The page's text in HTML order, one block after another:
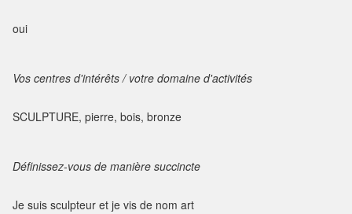
oui
Vos centres d'intérêts / votre domaine d'activités
SCULPTURE, pierre, bois, bronze
Définissez-vous de manière succincte
Je suis sculpteur et je vis de nom art